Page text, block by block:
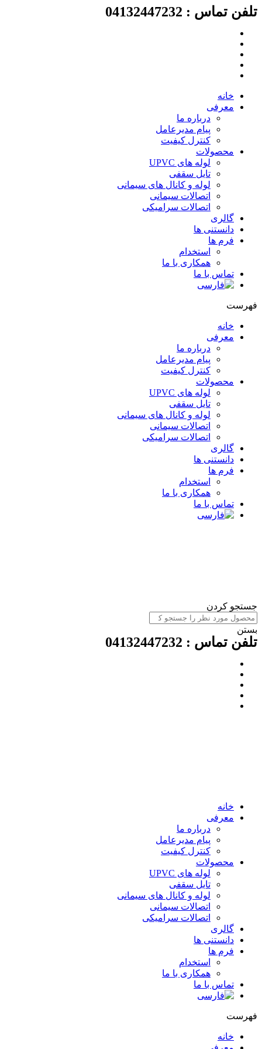
تلفن تماس : 04132447232
خانه
معرفی
درباره ما
پیام مدیرعامل
کنترل کیفیت
محصولات
لوله های UPVC
تایل سقفی
لوله و کانال های سیمانی
اتصالات سیمانی
اتصالات سرامیکی
گالری
دانستنی ها
فرم ها
استخدام
همکاری با ما
تماس با ما
فهرست
خانه
معرفی
درباره ما
پیام مدیرعامل
کنترل کیفیت
محصولات
لوله های UPVC
تایل سقفی
لوله و کانال های سیمانی
اتصالات سیمانی
اتصالات سرامیکی
گالری
دانستنی ها
فرم ها
استخدام
همکاری با ما
تماس با ما
جستجو کردن
بستن
تلفن تماس : 04132447232
خانه
معرفی
درباره ما
پیام مدیرعامل
کنترل کیفیت
محصولات
لوله های UPVC
تایل سقفی
لوله و کانال های سیمانی
اتصالات سیمانی
اتصالات سرامیکی
گالری
دانستنی ها
فرم ها
استخدام
همکاری با ما
تماس با ما
فهرست
خانه